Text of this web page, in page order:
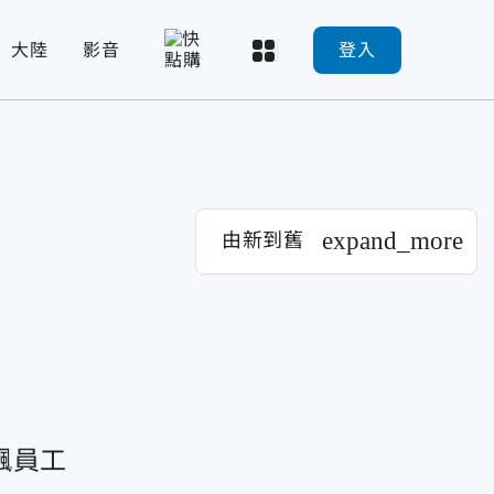
大陸 影音 登入
由新到舊 expand_more
員工